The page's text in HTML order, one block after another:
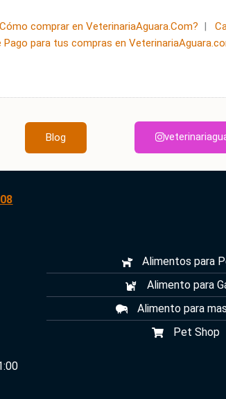
comprar en VeterinariaAguara.Com? |
Pago para tus compras en
Blog
Alimentos para
Alimento para
Alimento para
Pet Shop